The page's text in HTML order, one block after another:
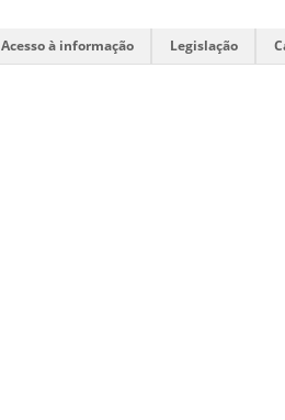
Acesso à informação Legislação